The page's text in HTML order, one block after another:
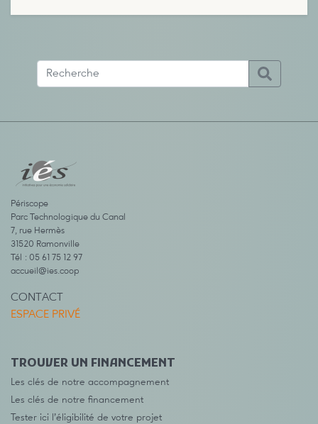
Périscope
Parc Technologique du Canal
7, rue Hermès
31520 Ramonville
Tél : 05 61 75 12 97
accueil@ies.coop
CONTACT
ESPACE PRIVÉ
TROUVER UN FINANCEMENT
Les clés de notre accompagnement
Les clés de notre financement
Tester ici l’éligibilité de votre projet